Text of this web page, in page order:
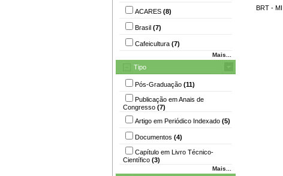
ACARES (8)
Brasil (7)
Cafeicultura (7)
Mais...
Tipo
Pós-Graduação (11)
Publicação em Anais de
Congresso (7)
Artigo em Periódico Indexado (5)
Documentos (4)
Capítulo em Livro Técnico-
Científico (3)
Mais...
BRT - MI